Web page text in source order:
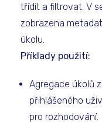
třídit a filtrovat. V
zobrazena
úkolu.
Příklady použití:
Agregace úkolů
přihlášeného
pro rozhodování.